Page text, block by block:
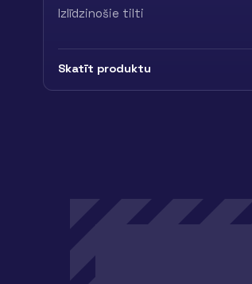
Izlīdzinošie tilti
Skatīt produktu